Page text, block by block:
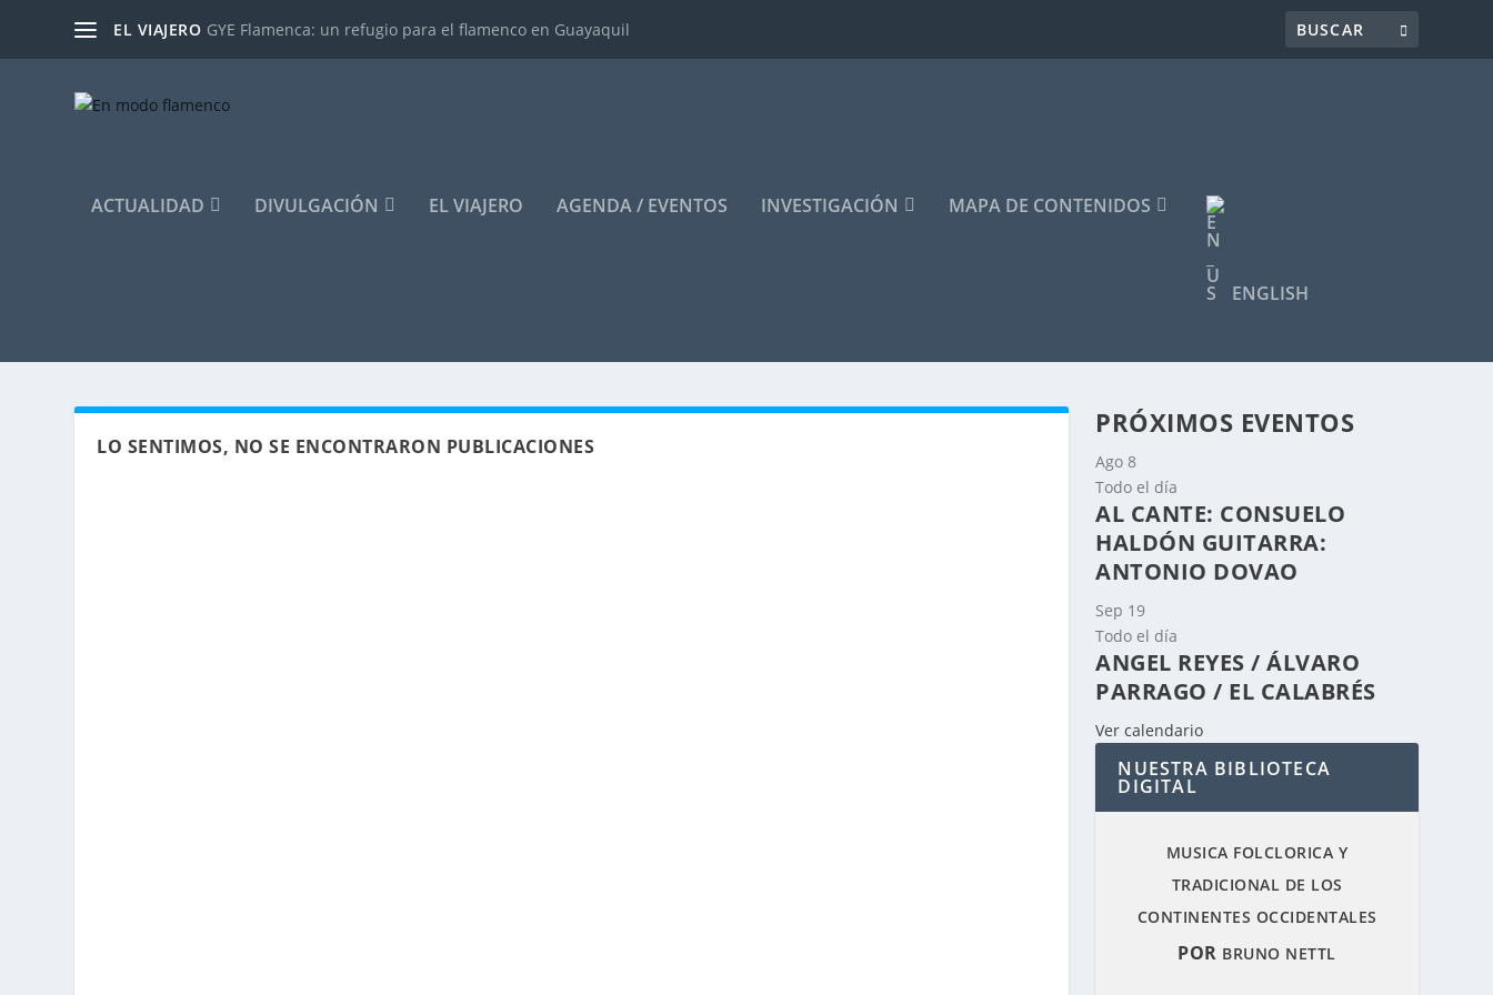
EL VIAJERO GYE Flamenca: un refugio para el flamenco en Guayaquil
ACTUALIDAD DIVULGACIÓN EL VIAJERO AGENDA / EVENTOS INVESTIGACIÓN MAPA DE CONTENIDOS
ENGLISH
LO SENTIMOS, NO SE ENCONTRARON PUBLICACIONES
PRÓXIMOS EVENTOS
Ago8
Todo el día
AL CANTE: CONSUELO
HALDÓN GUITARRA:
ANTONIO DOVAO
Sep 19
Todo el día
ANGEL REYES / ÁLVARO
PARRAGO / EL CALABRÉS
Ver calendario
NUESTRA BIBLIOTECA
DIGITAL
MUSICA FOLCLORICA Y
TRADICIONAL DE LOS
CONTINENTES OCCIDENTALES
POR BRUNO NETTL